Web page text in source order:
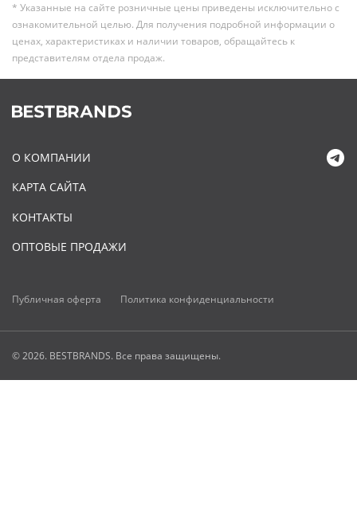
* Указанные на сайте розничные цены приведены исключительно с
ознакомительной целью. Для получения подробной информации о
ценах, характеристиках и наличии товаров, обращайтесь к
представителям отдела продаж.
О КОМПАНИИ
КАРТА САЙТА
КОНТАКТЫ
ОПТОВЫЕ ПРОДАЖИ
Публичная оферта Политика конфиденциальности
© 2026. BESTBRANDS. Все права защищены.